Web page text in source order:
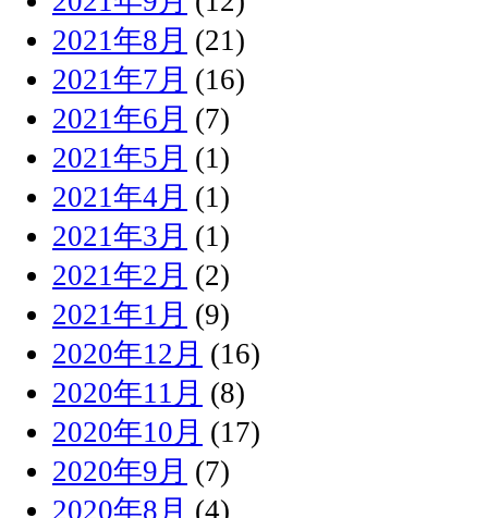
2021年8月 (21)
2021年7月 (16)
2021年6月 (7)
2021年5月 (1)
2021年4月 (1)
2021年3月 (1)
2021年2月 (2)
2021年1月 (9)
2020年12月 (16)
2020年11月 (8)
2020年10月 (17)
2020年9月 (7)
2020年8月 (4)